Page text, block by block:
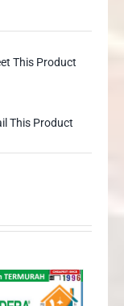
This Product
This Product